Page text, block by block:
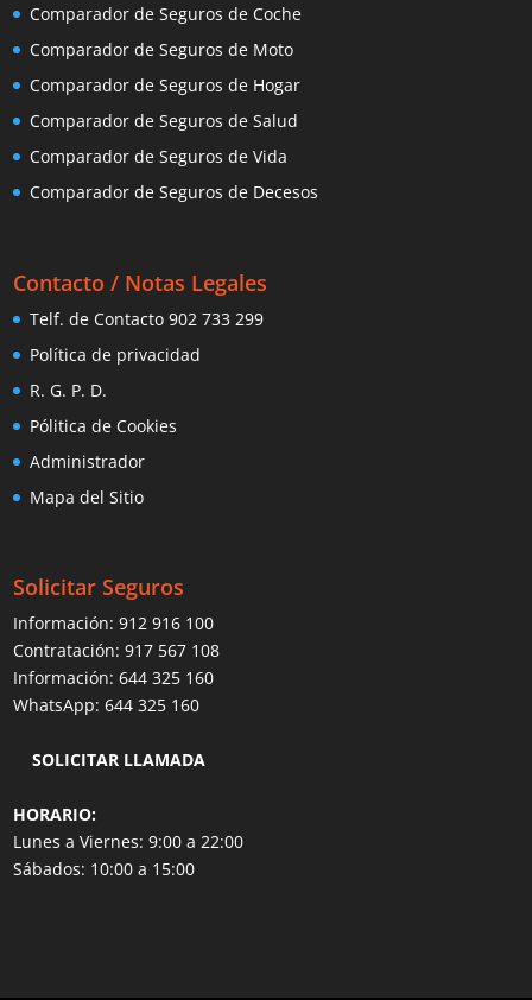
Comparador de Seguros de Coche
Comparador de Seguros de Moto
Comparador de Seguros de Hogar
Comparador de Seguros de Salud
Comparador de Seguros de Vida
Comparador de Seguros de Decesos
Contacto / Notas Legales
Telf. de Contacto 902 733 299
Política de privacidad
R. G. P. D.
Pólitica de Cookies
Administrador
Mapa del Sitio
Solicitar Seguros
Información:912 916 100
Contratación:917 567 108
Información:644 325 160
WhatsApp:644 325 160
SOLICITAR LLAMADA
HORARIO:
Lunes a Viernes: 9:00 a 22:00
Sábados: 10:00 a 15:00